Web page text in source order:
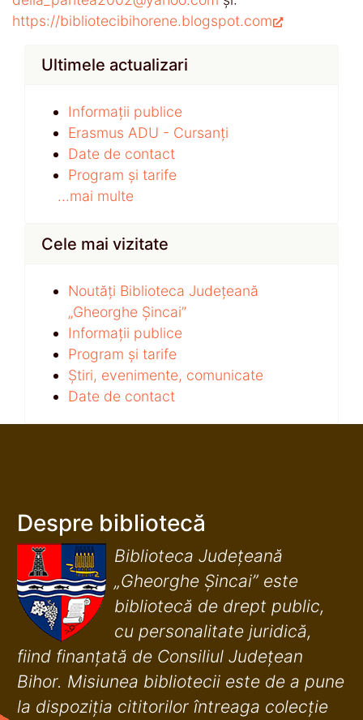
https://bibliotecibihorene.blogspot.com
Ultimele actualizari
Informații publice
Erasmus ADU - Cursanți
Date de contact
Program și tarife
...mai multe
Cele mai vizitate
Noutăți Biblioteca Județeană
„Gheorghe Șincai”
Informații publice
Program și tarife
Știri, evenimente, comunicate
Date de contact
Despre bibliotecă
Biblioteca Județeană
„Gheorghe Șincai” este
bibliotecă de drept public,
cu personalitate juridică,
fiind finanţată de Consiliul Judeţean
Bihor. Misiunea bibliotecii este de a pune
la dispoziţia cititorilor întreaga colecţie